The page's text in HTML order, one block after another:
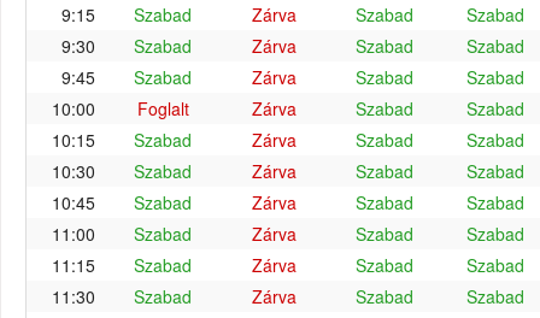
9:15
Szabad Zárva Szabad
Szabad
9:30
Szabad Zárva Szabad
Szabad
9:45
Szabad Zárva Szabad
Szabad
10:00
Foglalt Zárva Szabad
Szabad
10:15
Szabad Zárva Szabad
Szabad
10:30
Szabad Zárva Szabad
Szabad
10:45
Szabad Zárva Szabad
Szabad
11:00
Szabad Zárva Szabad
Szabad
11:15
Szabad Zárva Szabad
Szabad
11:30
Szabad Zárva Szabad
Szabad